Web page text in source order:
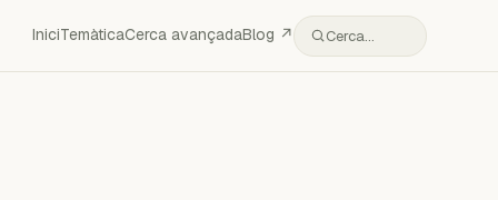
IniciTemàticaCerca avançadaBlog ↗ Cerca…